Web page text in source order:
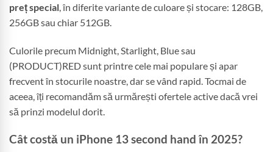
preț special, în diferite variante de culoare și stocare: 128GB,
256GB sau chiar 512GB.
Culorile precum Midnight, Starlight, Blue sau
(PRODUCT)RED sunt printre cele mai populare și apar
frecvent în stocurile noastre, dar se vând rapid. Tocmai de
aceea, îți recomandăm să urmărești ofertele active dacă vrei
să prinzi modelul dorit.
Cât costă un iPhone 13 second hand în 2025?